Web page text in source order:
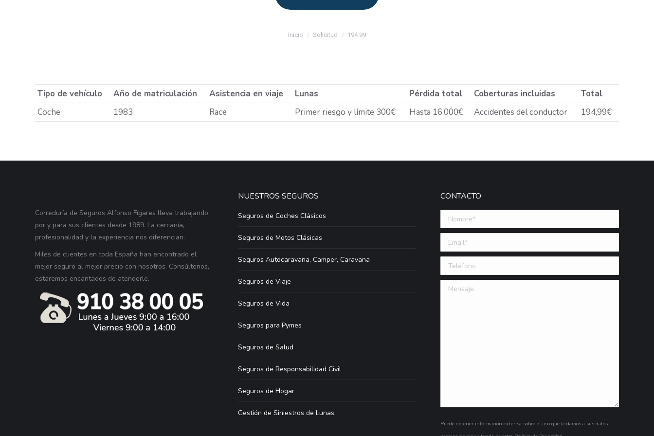
Estás aquí:
Inicio Solicitud 194.99
Tipo de vehículo Año de matriculación Asistencia en viaje Lunas Pérdida total Coberturas incluidas
Total
Coche
1983 Race Primer riesgo y límite 300€ Hasta 16.000€ Accidentes del conductor 194,99€
Correduría de Seguros Alfonso Fígares lleva trabajando
por y para sus clientes desde 1989. La cercanía,
profesionalidad y la experiencia nos diferencian.
Miles de clientes en toda España han encontrado el
mejor seguro al mejor precio con nosotros. Consúltenos,
estaremos encantados de atenderle.
NUESTROS SEGUROS
Seguros de Coches Clásicos
Seguros de Motos Clásicas
Seguros Autocaravana, Camper, Caravana
Seguros de Viaje
Seguros de Vida
Seguros para Pymes
Seguros de Salud
Seguros de Responsabilidad Civil
Seguros de Hogar
Gestión de Siniestros de Lunas
CONTACTO
Nombre *
Email (requerido)
Teléfono
Mensaje
Puede obtener información extensa sobre el uso que le damos a sus datos